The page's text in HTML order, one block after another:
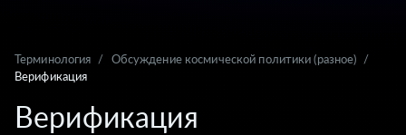
Терминология / Обсуждение космической политики (разное) /
Верификация
Верификация